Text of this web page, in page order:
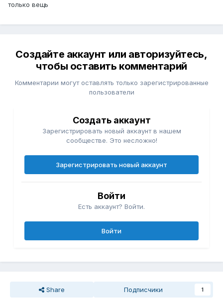
только вещь
Создайте аккаунт или авторизуйтесь,
чтобы оставить комментарий
Комментарии могут оставлять только зарегистрированные
пользователи
Создать аккаунт
Зарегистрировать новый аккаунт в нашем
сообществе. Это несложно!
Зарегистрировать новый аккаунт
Войти
Есть аккаунт? Войти.
Войти
Share Подписчики 1